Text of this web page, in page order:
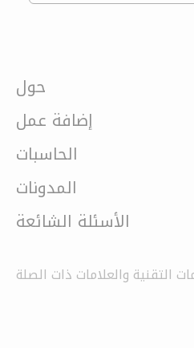
حول
إضافة عمل
الحاسبات
المدونات
الأسئلة الشائعة
التقنية والعلامات ذات الصلة